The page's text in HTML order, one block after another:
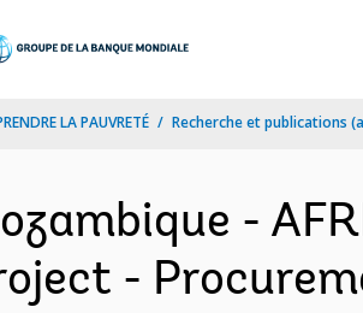
LA PAUVRETÉ Recherche et publications
-
-